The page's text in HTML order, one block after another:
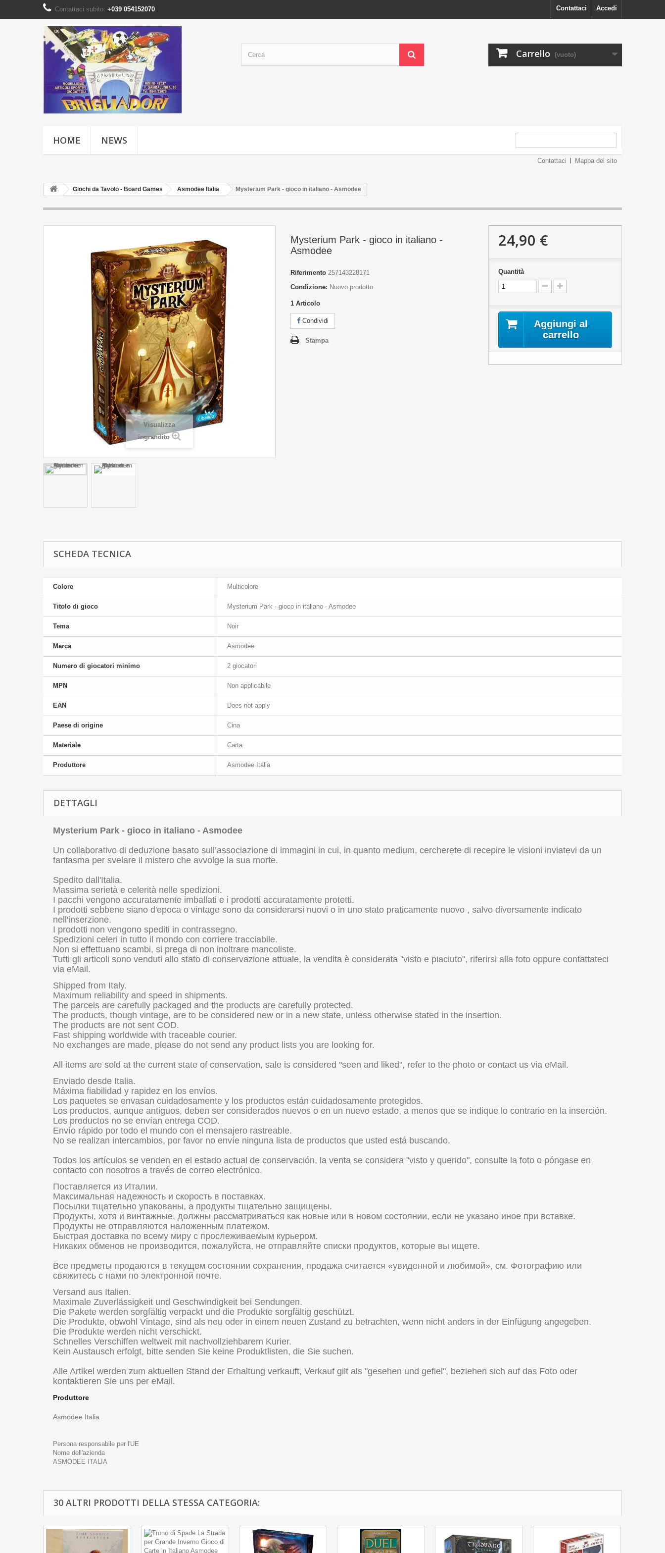
Accedi
Contattaci
Contattaci subito: +039 054152070
Carrello (vuoto)
HOME NEWS
Contattaci Mappa del sito
Giochi da Tavolo - Board Games Asmodee Italia Mysterium Park - gioco in italiano - Asmodee
Visualizza
ingrandito
Mysterium Park - gioco in italiano -
Asmodee
Riferimento 257143228171
Condizione: Nuovo prodotto
1 Articolo
Condividi
Stampa
24,90 €
Quantità
Aggiungi al
carrello
SCHEDA TECNICA
Colore Multicolore
Titolo di gioco Mysterium Park - gioco in italiano - Asmodee
Tema Noir
Marca Asmodee
Numero di giocatori minimo 2 giocatori
MPN Non applicabile
EAN Does not apply
Paese di origine Cina
Materiale Carta
Produttore Asmodee Italia
DETTAGLI
Mysterium Park - gioco in italiano - Asmodee
Un collaborativo di deduzione basato sull’associazione di immagini in cui, in quanto medium, cercherete di recepire le visioni inviatevi da un
fantasma per svelare il mistero che avvolge la sua morte.
Spedito dall'Italia.
Massima serietà e celerità nelle spedizioni.
I pacchi vengono accuratamente imballati e i prodotti accuratamente protetti.
I prodotti sebbene siano d'epoca o vintage sono da considerarsi nuovi o in uno stato praticamente nuovo , salvo diversamente indicato
nell'inserzione.
I prodotti non vengono spediti in contrassegno.
Spedizioni celeri in tutto il mondo con corriere tracciabile.
Non si effettuano scambi, si prega di non inoltrare mancoliste.
Tutti gli articoli sono venduti allo stato di conservazione attuale, la vendita è considerata "visto e piaciuto", riferirsi alla foto oppure contattateci
via eMail.
Shipped from Italy.
Maximum reliability and speed in shipments.
The parcels are carefully packaged and the products are carefully protected.
The products, though vintage, are to be considered new or in a new state, unless otherwise stated in the insertion.
The products are not sent COD.
Fast shipping worldwide with traceable courier.
No exchanges are made, please do not send any product lists you are looking for.
All items are sold at the current state of conservation, sale is considered "seen and liked", refer to the photo or contact us via eMail.
Enviado desde Italia.
Máxima fiabilidad y rapidez en los envíos.
Los paquetes se envasan cuidadosamente y los productos están cuidadosamente protegidos.
Los productos, aunque antiguos, deben ser considerados nuevos o en un nuevo estado, a menos que se indique lo contrario en la inserción.
Los productos no se envían entrega COD.
Envío rápido por todo el mundo con el mensajero rastreable.
No se realizan intercambios, por favor no envíe ninguna lista de productos que usted está buscando.
Todos los artículos se venden en el estado actual de conservación, la venta se considera "visto y querido", consulte la foto o póngase en
contacto con nosotros a través de correo electrónico.
Поставляется из Италии.
Максимальная надежность и скорость в поставках.
Посылки тщательно упакованы, а продукты тщательно защищены.
Продукты, хотя и винтажные, должны рассматриваться как новые или в новом состоянии, если не указано иное при вставке.
Продукты не отправляются наложенным платежом.
Быстрая доставка по всему миру с прослеживаемым курьером.
Никаких обменов не производится, пожалуйста, не отправляйте списки продуктов, которые вы ищете.
Все предметы продаются в текущем состоянии сохранения, продажа считается «увиденной и любимой», см. Фотографию или
свяжитесь с нами по электронной почте.
Versand aus Italien.
Maximale Zuverlässigkeit und Geschwindigkeit bei Sendungen.
Die Pakete werden sorgfältig verpackt und die Produkte sorgfältig geschützt.
Die Produkte, obwohl Vintage, sind als neu oder in einem neuen Zustand zu betrachten, wenn nicht anders in der Einfügung angegeben.
Die Produkte werden nicht verschickt.
Schnelles Verschiffen weltweit mit nachvollziehbarem Kurier.
Kein Austausch erfolgt, bitte senden Sie keine Produktlisten, die Sie suchen.
Alle Artikel werden zum aktuellen Stand der Erhaltung verkauft, Verkauf gilt als "gesehen und gefiel", beziehen sich auf das Foto oder
kontaktieren Sie uns per eMail.
Produttore
Asmodee Italia
Persona responsabile per l'UE
Nome dell'azienda
ASMODEE ITALIA
30 ALTRI PRODOTTI DELLA STESSA CATEGORIA: